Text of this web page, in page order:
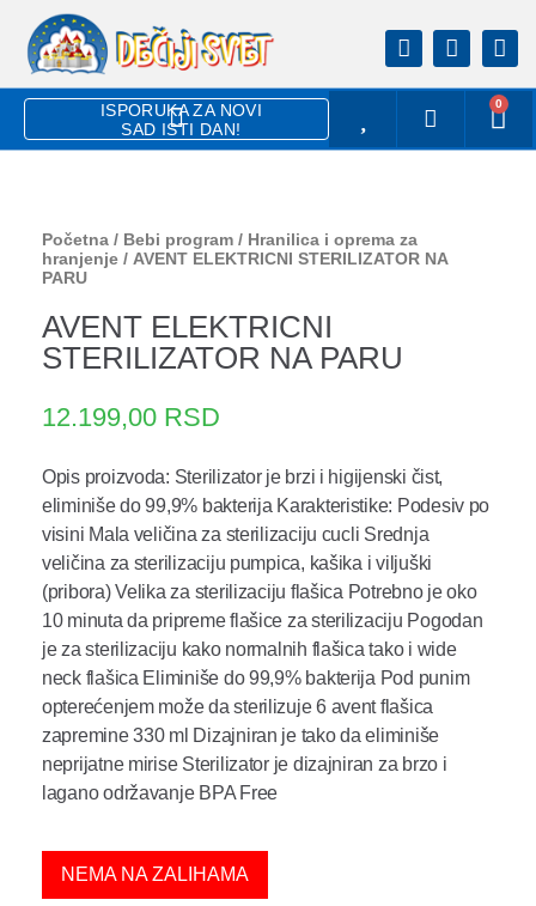
ISPORUKA ZA NOVI
SAD ISTI DAN!
0
Početna / Bebi program / Hranilica i oprema za
hranjenje / AVENT ELEKTRICNI STERILIZATOR NA
PARU
AVENT ELEKTRICNI
STERILIZATOR NA PARU
12.199,00 RSD
Opis proizvoda: Sterilizator je brzi i higijenski čist,
eliminiše do 99,9% bakterija Karakteristike: Podesiv po
visini Mala veličina za sterilizaciju cucli Srednja
veličina za sterilizaciju pumpica, kašika i viljuški
(pribora) Velika za sterilizaciju flašica Potrebno je oko
10 minuta da pripreme flašice za sterilizaciju Pogodan
je za sterilizaciju kako normalnih flašica tako i wide
neck flašica Eliminiše do 99,9% bakterija Pod punim
opterećenjem može da sterilizuje 6 avent flašica
zapremine 330 ml Dizajniran je tako da eliminiše
neprijatne mirise Sterilizator je dizajniran za brzo i
lagano održavanje BPA Free
NEMA NA ZALIHAMA